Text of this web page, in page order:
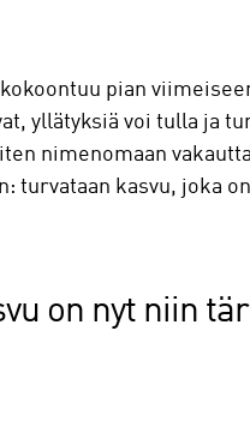
pian
yllätyksiä voi tulla ja
nimenomaan
turvataan kasvu, joka on
on nyt niin